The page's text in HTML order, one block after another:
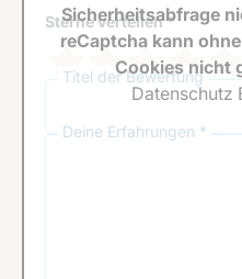
Sterne verteilen *
Titel der Bewertung
Deine Erfahrungen *
Sicherheitsabfrage
reCaptcha kann
Cookies nicht
Datenschutz